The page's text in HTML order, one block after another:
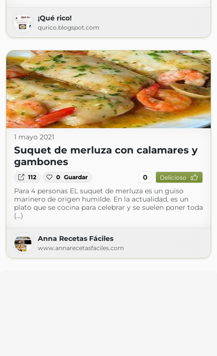
¡Qué rico!
qurico.blogspot.com
1 mayo 2021
Suquet de merluza con calamares y
gambones
112 0 Guardar 0 Delicioso
Para 4 personas EL suquet de merluza es un guiso
marinero de origen humilde. En la actualidad, es un
plato que se cocina para celebrar y se suelen poner toda
(...)
Anna Recetas Fáciles
www.annarecetasfaciles.com